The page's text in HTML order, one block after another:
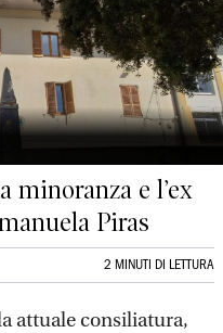
minoranza e l’ex
Piras
2 MINUTI DI LETTURA
attuale consiliatura,